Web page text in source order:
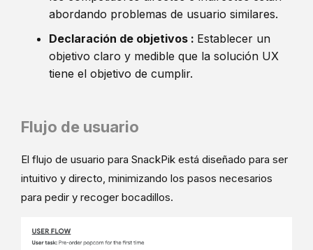
abordando problemas de usuario similares.
Declaración de objetivos : Establecer un
objetivo claro y medible que la solución UX
tiene el objetivo de cumplir.
Flujo de usuario
El flujo de usuario para SnackPik está diseñado para ser
intuitivo y directo, minimizando los pasos necesarios
para pedir y recoger bocadillos.